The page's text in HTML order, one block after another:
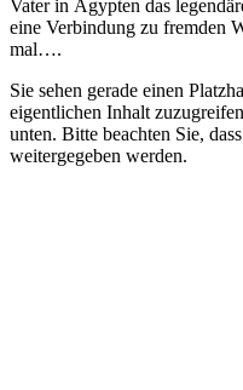
Vater in Ägypten das
eine Verbindung zu fremden
mal….
Sie sehen gerade einen
eigentlichen Inhalt
unten. Bitte beachten Sie,
weitergegeben werden.